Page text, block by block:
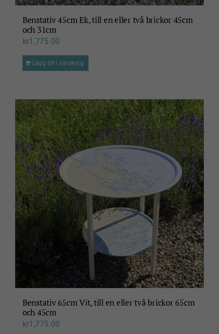
Benstativ 45cm Ek, till en eller två brickor 45cm
och 31cm
kr1,775.00
Lägg till i varukorg
Benstativ 65cm Vit, till en eller två brickor 65cm
och 45cm
kr1,775.00